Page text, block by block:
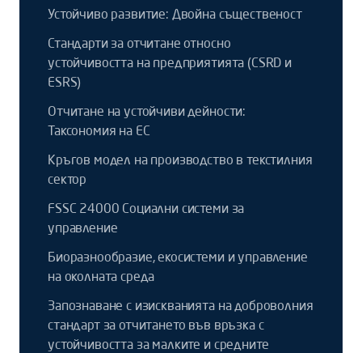
Устойчиво развитие: Двойна същественост
Стандарти за отчитане относно
устойчивостта на предприятията (CSRD и
ESRS)
Отчитане на устойчиви дейности:
Таксономия на ЕС
Кръгов модел на производство в текстилния
сектор
FSSC 24000 Социални системи за
управление
Биоразнообразие, екосистеми и управление
на околната среда
Запознаване с изискванията на доброволния
стандарт за отчитането във връзка с
устойчивостта за малките и средните